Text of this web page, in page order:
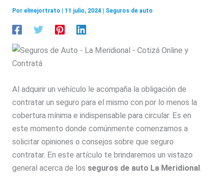
Por elmejortrato 11 julio, 2024 Seguros de auto
Al adquirir un vehículo le acompaña la obligación de
contratar un seguro para el mismo con por lo menos la
cobertura mínima e indispensable para circular. Es en
este momento donde comúnmente comenzamos a
solicitar opiniones o consejos sobre que seguro
contratar. En este artículo te brindaremos un vistazo
general acerca de los seguros de auto La Meridional.